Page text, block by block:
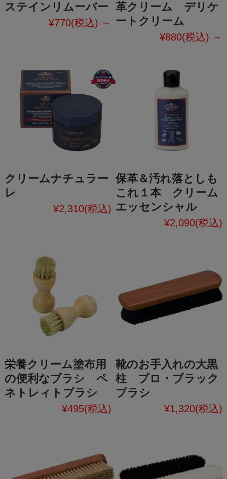
ステインリムーバー
¥770(税込) ～
革クリーム デリケ
ートクリーム
¥880(税込) ～
クリームナチュラー
レ
¥2,310(税込)
保革＆汚れ落としも
これ１本 クリーム
エッセンシャル
¥2,090(税込)
栄養クリーム塗布用
の便利なブラシ ペ
ネトレィトブラシ
¥495(税込)
靴のお手入れの大黒
柱 プロ・ブラック
ブラシ
¥1,320(税込)